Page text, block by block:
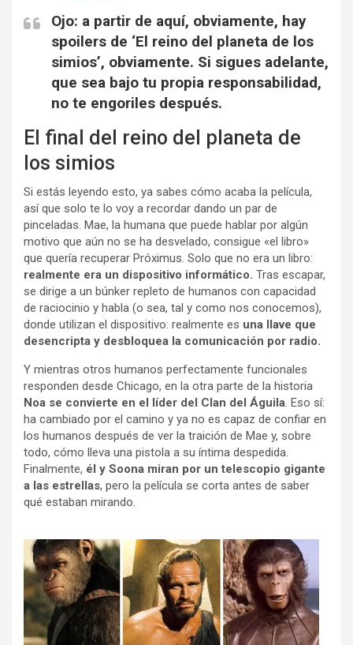
Ojo: a partir de aquí, obviamente, hay
spoilers de ‘El reino del planeta de los
simios’, obviamente. Si sigues adelante,
que sea bajo tu propia responsabilidad,
no te engoriles después.
El final del reino del planeta de
los simios
Si estás leyendo esto, ya sabes cómo acaba la película,
así que solo te lo voy a recordar dando un par de
pinceladas. Mae, la humana que puede hablar por algún
motivo que aún no se ha desvelado, consigue «el libro»
que quería recuperar Próximus. Solo que no era un libro:
realmente era un dispositivo informático. Tras escapar,
se dirige a un búnker repleto de humanos con capacidad
de raciocinio y habla (o sea, tal y como nos conocemos),
donde utilizan el dispositivo: realmente es una llave que
desencripta y desbloquea la comunicación por radio.
Y mientras otros humanos perfectamente funcionales
responden desde Chicago, en la otra parte de la historia
Noa se convierte en el líder del Clan del Águila. Eso sí:
ha cambiado por el camino y ya no es capaz de confiar en
los humanos después de ver la traición de Mae y, sobre
todo, cómo lleva una pistola a su íntima despedida.
Finalmente, él y Soona miran por un telescopio gigante
a las estrellas, pero la película se corta antes de saber
qué estaban mirando.